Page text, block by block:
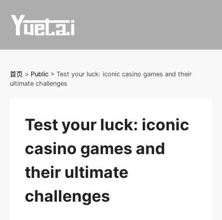
首页 > Public > Test your luck: iconic casino games and their
ultimate challenges
Test your luck: iconic
casino games and
their ultimate
challenges